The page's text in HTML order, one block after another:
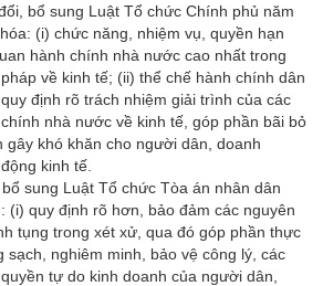
bổ sung Luật Tổ chức Chính phủ năm
(i) chức năng, nhiệm vụ, quyền hạn
hành chính nhà nước cao nhất trong
về kinh tế; (ii) thể chế hành chính dân
định rõ trách nhiệm giải trình của các
nhà nước về kinh tế, góp phần bãi bỏ
gây khó khăn cho người dân, doanh
kinh tế.
sung Luật Tổ chức Tòa án nhân dân
(i) quy định rõ hơn, bảo đảm các nguyên
tụng trong xét xử, qua đó góp phần thực
sạch, nghiêm minh, bảo vệ công lý, các
tự do kinh doanh của người dân,